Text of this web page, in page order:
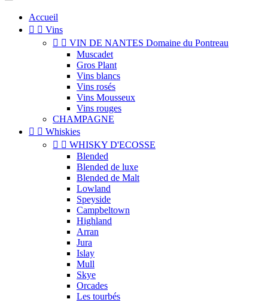
Accueil
  Vins
  VIN DE NANTES Domaine du Pontreau
Muscadet
Gros Plant
Vins blancs
Vins rosés
Vins Mousseux
Vins rouges
CHAMPAGNE
  Whiskies
  WHISKY D'ECOSSE
Blended
Blended de luxe
Blended de Malt
Lowland
Speyside
Campbeltown
Highland
Arran
Jura
Islay
Mull
Skye
Orcades
Les tourbés